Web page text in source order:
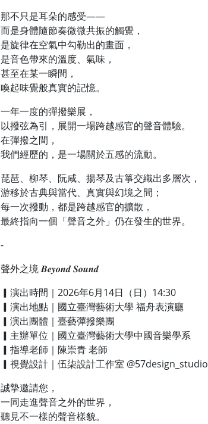
那不只是耳朵的感受——
而是身體隨節奏微微共振的觸覺，
是旋律在空氣中勾勒出的畫面，
是音色帶來的溫度、氣味，
甚至在某一瞬間，
喚起味覺般真實的記憶。
一年一度的彈撥樂展，
以撥弦為引，展開一場跨越感官的聲音體驗。
在彈撥之間，
我們經歷的，是一場關於五感的流動。
琵琶、柳琴、阮咸、揚琴及古箏交織出多層次，
游移於古典與當代、真實與幻境之間；
每一次撥動，都是跨越感官的擴散，
最終指向一個「聲音之外」仍在發生的世界。
-
聲外之境 𝑩𝒆𝒚𝒐𝒏𝒅 𝑺𝒐𝒖𝒏𝒅
▎演出時間｜2026年6月14日（日）14:30
▎演出地點｜國立臺灣藝術大學 福舟表演廳
▎演出團體｜臺藝彈撥樂團
▎主辦單位｜國立臺灣藝術大學中國音樂學系
▎指導老師｜陳崇青 老師
▎視覺設計｜伍柒設計工作室 @57design_studio
誠摯邀請您，
一同走進聲音之外的世界，
聽見不一樣的聲音樣貌。